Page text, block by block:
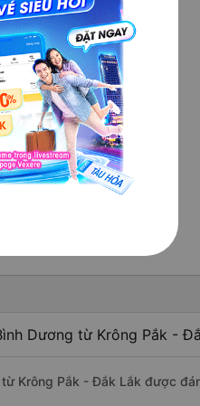
Pắc, Đắk Lắk
Uyên
Dương từ Krông Pắk -
Krông Pắk - Đắk Lắk được